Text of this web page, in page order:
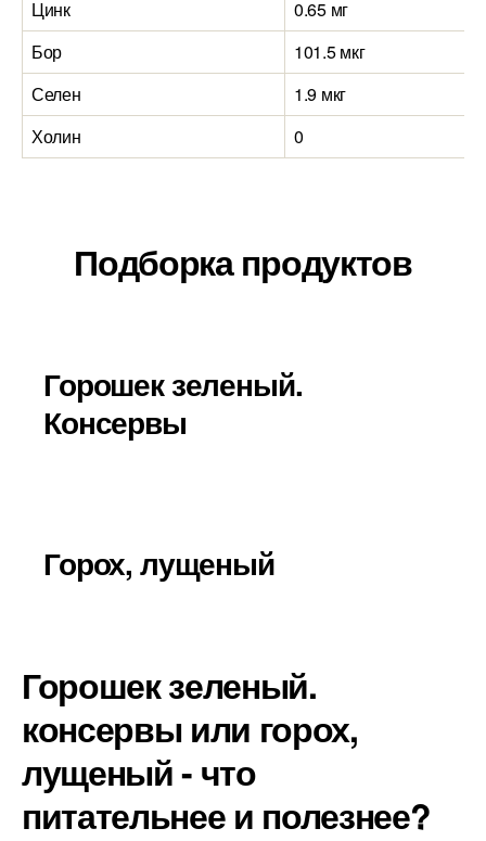
Цинк
0.65 мг
Бор
101.5 мкг
Селен
1.9 мкг
Холин
0
Подборка продуктов
Горошек зеленый.
Консервы
Горох, лущеный
Горошек зеленый.
консервы или горох,
лущеный - что
питательнее и полезнее?